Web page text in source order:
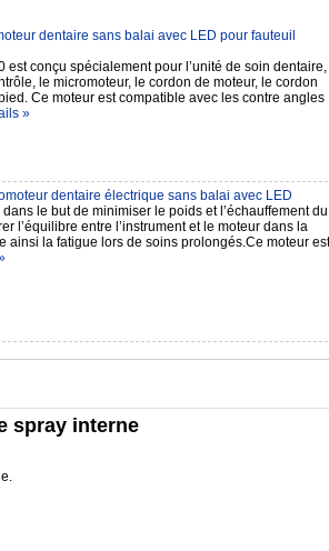
dentaire sans balai avec LED pour fauteuil
est conçu spécialement pour l’unité de soin dentaire,
le micromoteur, le cordon de moteur, le cordon
Ce moteur est compatible avec les contre angles
»
dentaire électrique sans balai avec LED
le but de minimiser le poids et l’échauffement du
l’équilibre entre l’instrument et le moteur dans la
ainsi la fatigue lors de soins prolongés.Ce moteur est
spray interne